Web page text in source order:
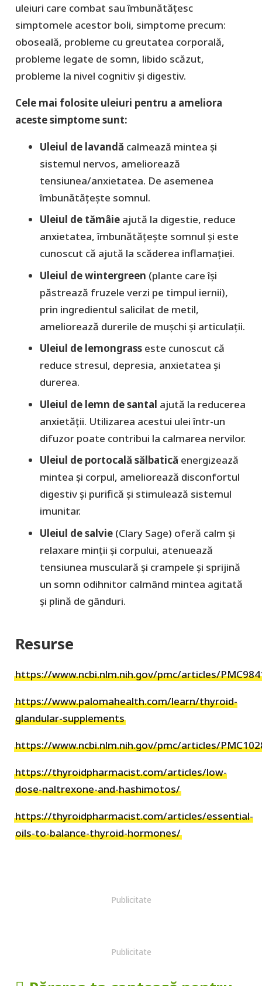
uleiuri care combat sau îmbunătățesc
simptomele acestor boli, simptome precum:
oboseală, probleme cu greutatea corporală,
probleme legate de somn, libido scăzut,
probleme la nivel cognitiv și digestiv.
Cele mai folosite uleiuri pentru a ameliora
aceste simptome sunt:
Uleiul de lavandă calmează mintea și
sistemul nervos, ameliorează
tensiunea/anxietatea. De asemenea
îmbunătățește somnul.
Uleiul de tămâie ajută la digestie, reduce
anxietatea, îmbunătățește somnul și este
cunoscut că ajută la scăderea inflamației.
Uleiul de wintergreen (plante care își
păstrează fruzele verzi pe timpul iernii),
prin ingredientul salicilat de metil,
ameliorează durerile de mușchi și articulații.
Uleiul de lemongrass este cunoscut că
reduce stresul, depresia, anxietatea și
durerea.
Uleiul de lemn de santal ajută la reducerea
anxietății. Utilizarea acestui ulei într-un
difuzor poate contribui la calmarea nervilor.
Uleiul de portocală sălbatică energizează
mintea și corpul, ameliorează disconfortul
digestiv și purifică și stimulează sistemul
imunitar.
Uleiul de salvie (Clary Sage) oferă calm și
relaxare minții și corpului, atenuează
tensiunea musculară și crampele și sprijină
un somn odihnitor calmând mintea agitată
și plină de gânduri.
Resurse
https://www.ncbi.nlm.nih.gov/pmc/articles/
https://www.palomahealth.com/learn/thyroid-
glandular-supplements
https://www.ncbi.nlm.nih.gov/pmc/articles/
https://thyroidpharmacist.com/articles/low-
dose-naltrexone-and-hashimotos/
https://thyroidpharmacist.com/articles/essential-
oils-to-balance-thyroid-hormones/
Publicitate
Publicitate